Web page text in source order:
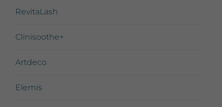
RevitaLash
Clinisoothe+
Artdeco
Elemis